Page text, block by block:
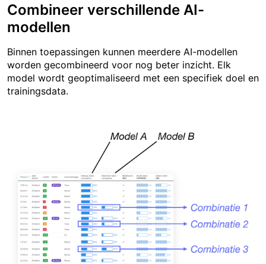
Combineer verschillende AI-
modellen
Binnen toepassingen kunnen meerdere AI-modellen
worden gecombineerd voor nog beter inzicht. Elk
model wordt geoptimaliseerd met een specifiek doel en
trainingsdata.